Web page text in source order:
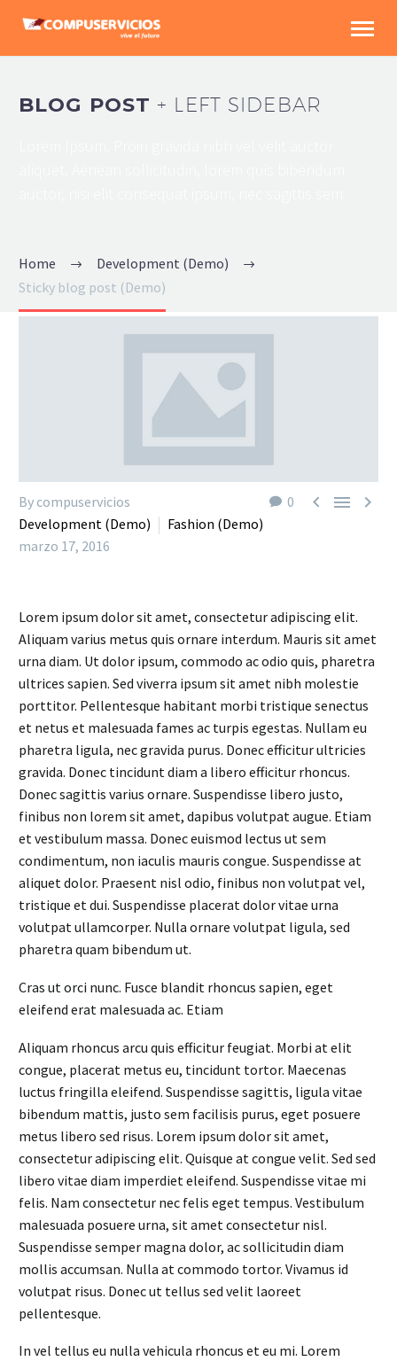
BLOG POST+ LEFT SIDEBAR
Home
Development (Demo)
Sticky blog post (Demo)
0   
By compuservicios
Development (Demo)
Fashion (Demo)
marzo 17, 2016
Lorem ipsum dolor sit amet, consectetur adipiscing elit.
Aliquam varius metus quis ornare interdum. Mauris sit amet
urna diam. Ut dolor ipsum, commodo ac odio quis, pharetra
ultrices sapien. Sed viverra ipsum sit amet nibh molestie
porttitor. Pellentesque habitant morbi tristique senectus
et netus et malesuada fames ac turpis egestas. Nullam eu
pharetra ligula, nec gravida purus. Donec efficitur ultricies
gravida. Donec tincidunt diam a libero efficitur rhoncus.
Donec sagittis varius ornare. Suspendisse libero justo,
finibus non lorem sit amet, dapibus volutpat augue. Etiam
et vestibulum massa. Donec euismod lectus ut sem
condimentum, non iaculis mauris congue. Suspendisse at
aliquet dolor. Praesent nisl odio, finibus non volutpat vel,
tristique et dui. Suspendisse placerat dolor vitae urna
volutpat ullamcorper. Nulla ornare volutpat ligula, sed
pharetra quam bibendum ut.
Cras ut orci nunc. Fusce blandit rhoncus sapien, eget
eleifend erat malesuada ac. Etiam
Aliquam rhoncus arcu quis efficitur feugiat. Morbi at elit
congue, placerat metus eu, tincidunt tortor. Maecenas
luctus fringilla eleifend. Suspendisse sagittis, ligula vitae
bibendum mattis, justo sem facilisis purus, eget posuere
metus libero sed risus. Lorem ipsum dolor sit amet,
consectetur adipiscing elit. Quisque at congue velit. Sed sed
libero vitae diam imperdiet eleifend. Suspendisse vitae mi
felis. Nam consectetur nec felis eget tempus. Vestibulum
malesuada posuere urna, sit amet consectetur nisl.
Suspendisse semper magna dolor, ac sollicitudin diam
mollis accumsan. Nulla at commodo tortor. Vivamus id
volutpat risus. Donec ut tellus sed velit laoreet
pellentesque.
In vel tellus eu nulla vehicula rhoncus et eu mi. Lorem